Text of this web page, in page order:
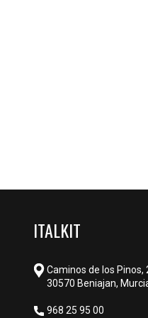
ITALKIT
Caminos de los Pinos,
30570 Beniajan,
968 25 95 00